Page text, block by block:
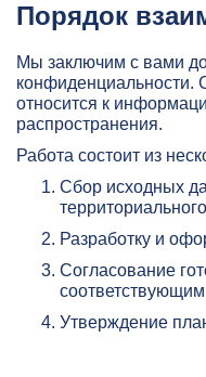
Порядок
Мы заключим с вами
относится к
распространения.
Работа состоит из
Сбор исходных
Разработку и
Согласование
Утверждение